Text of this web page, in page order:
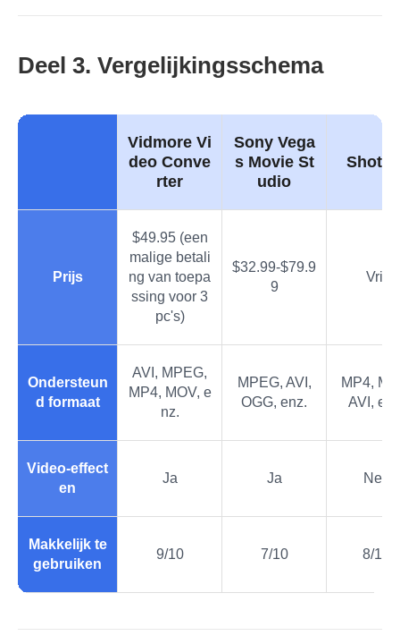
Deel 3. Vergelijkingsschema
Vidmore Vi
deo Conve
rter
Sony Vega
s Movie St
udio
Prijs
$49.95 (een
malige betali
ng van toepa
ssing voor 3
pc's)
$32.99-$79.9
9
Vrij
Ondersteun
d formaat
AVI, MPEG,
MP4, MOV, e
nz.
MPEG, AVI,
OGG, enz.
MP4,
AVI,
Video-effect
en
Ja Ja Nee
Makkelijk te
gebruiken
9/10 7/10 8/10